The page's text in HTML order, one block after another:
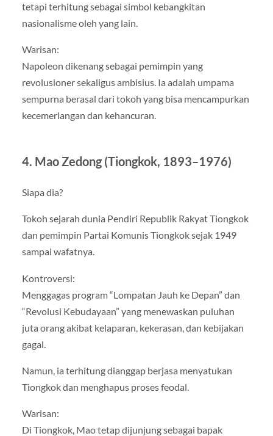
tetapi terhitung sebagai simbol kebangkitan
nasionalisme oleh yang lain.
Warisan:
Napoleon dikenang sebagai pemimpin yang
revolusioner sekaligus ambisius. Ia adalah umpama
sempurna berasal dari tokoh yang bisa mencampurkan
kecemerlangan dan kehancuran.
4. Mao Zedong (Tiongkok, 1893–1976)
Siapa dia?
Tokoh sejarah dunia Pendiri Republik Rakyat Tiongkok
dan pemimpin Partai Komunis Tiongkok sejak 1949
sampai wafatnya.
Kontroversi:
Menggagas program “Lompatan Jauh ke Depan” dan
“Revolusi Kebudayaan” yang menewaskan puluhan
juta orang akibat kelaparan, kekerasan, dan kebijakan
gagal.
Namun, ia terhitung dianggap berjasa menyatukan
Tiongkok dan menghapus proses feodal.
Warisan:
Di Tiongkok, Mao tetap dijunjung sebagai bapak